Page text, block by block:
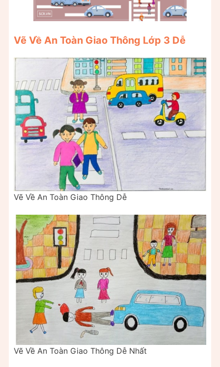
Vẽ Về An Toàn Giao Thông Lớp 3 Dễ
Vẽ Về An Toàn Giao Thông Dễ
Vẽ Về An Toàn Giao Thông Dễ Nhất